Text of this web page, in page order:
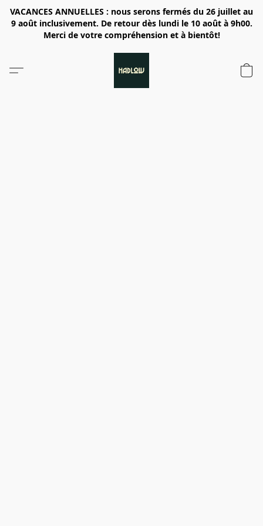
VACANCES ANNUELLES : nous serons fermés du 26 juillet au
9 août inclusivement. De retour dès lundi le 10 août à 9h00.
Merci de votre compréhension et à bientôt!